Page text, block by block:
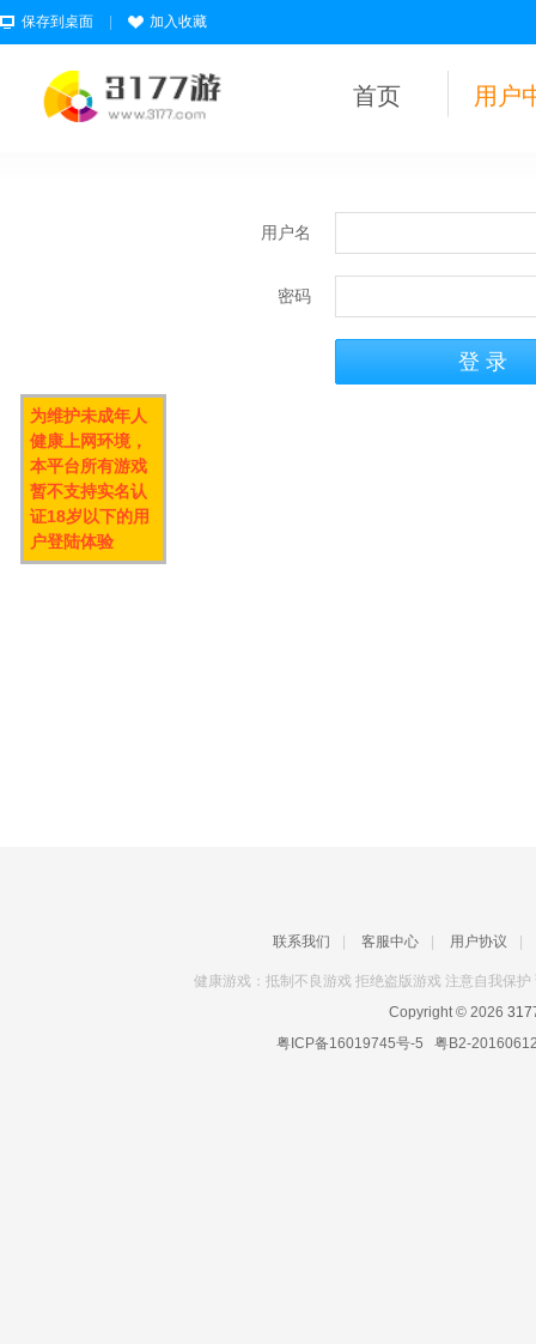
保存到桌面 加入收藏
首页 用户
用户名
密码
联系我们 客服中心 用户协议
健康游戏：抵制不良游戏 拒绝盗版游戏 注意自我保
Copyright © 2026
粤ICP备16019745号-5 粤B2-
为维护未成年人
健康上网环境，
本平台所有游戏
暂不支持实名认
证18岁以下的用
户登陆体验